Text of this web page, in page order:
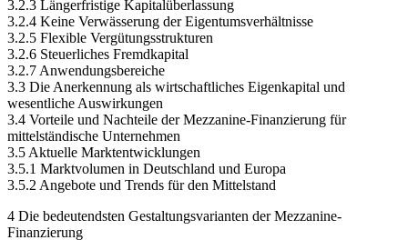
3.2.3 Längerfristige Kapitalüberlassung
3.2.4 Keine Verwässerung der Eigentumsverhältnisse
3.2.5 Flexible Vergütungsstrukturen
3.2.6 Steuerliches Fremdkapital
3.2.7 Anwendungsbereiche
3.3 Die Anerkennung als wirtschaftliches Eigenkapital und
wesentliche Auswirkungen
3.4 Vorteile und Nachteile der Mezzanine-Finanzierung für
mittelständische Unternehmen
3.5 Aktuelle Marktentwicklungen
3.5.1 Marktvolumen in Deutschland und Europa
3.5.2 Angebote und Trends für den Mittelstand
4 Die bedeutendsten Gestaltungsvarianten der Mezzanine-
Finanzierung